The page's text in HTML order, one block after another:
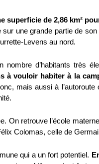
superficie de 2,86 km²
une grande partie de
Levens au nord.
d’habitants très
à vouloir habiter à la
mais aussi à
retrouve l’école
Colomas, celle de
qui a un fort potentiel.